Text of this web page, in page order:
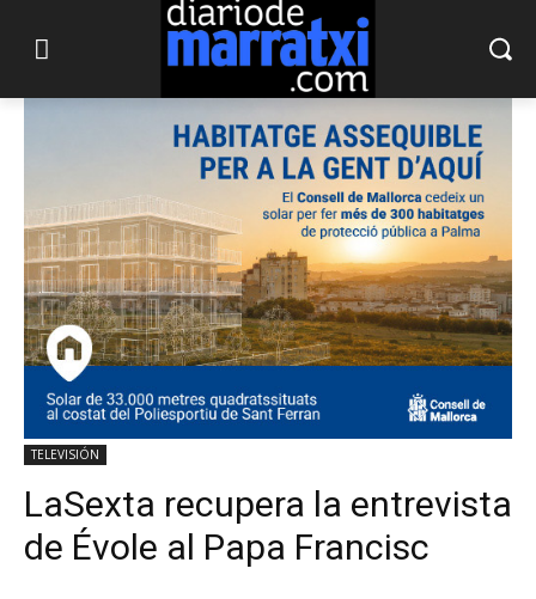
TELEVISIÓN
LaSexta recupera la entrevista
de Évole al Papa Francisc